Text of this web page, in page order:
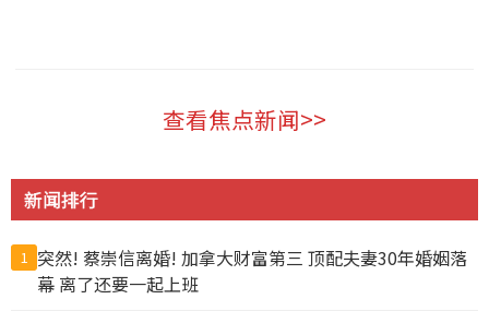
查看焦点新闻>>
新闻排行
1 突然! 蔡崇信离婚! 加拿大财富第三 顶配夫妻30年婚姻落
幕 离了还要一起上班